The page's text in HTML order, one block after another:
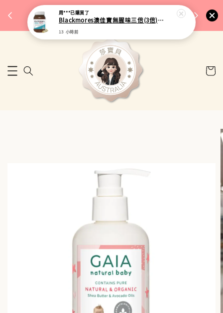
🎉 77購物節｜保健品滿額最低 91 折
來去逛逛
🚚 台
周***已購買了
Blackmores澳佳寶無腥味三倍(3倍)濃縮加強型深海魚油 150粒
13 小時前